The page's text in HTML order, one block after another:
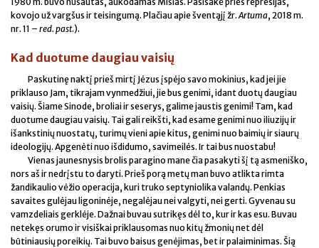
kovojo už vargšus ir teisingumą. Plačiau apie šventąjį žr. Artuma, 2018 m.
nr. 11 – red. past.).
Kad duotume daugiau vaisių
Paskutinę naktį prieš mirtį Jėzus įspėjo savo mokinius, kad jei jie
priklauso Jam, tikrajam vynmedžiui, jie bus genimi, idant duotų daugiau
vaisių. Šiame Sinode, broliai ir seserys, galime jaustis genimi! Tam, kad
duotume daugiau vaisių. Tai gali reikšti, kad esame genimi nuo iliuzijų ir
išankstinių nuostatų, turimų vieni apie kitus, genimi nuo baimių ir siaurų
ideologijų. Apgenėti nuo išdidumo, savimeilės. Ir tai bus nuostabu!
Vienas jaunesnysis brolis paragino mane čia pasakyti šį tą asmeniško,
nors aš ir nedrįstu to daryti. Prieš porą metų man buvo atlikta rimta
žandikaulio vėžio operacija, kuri truko septyniolika valandų. Penkias
savaites gulėjau ligoninėje, negalėjau nei valgyti, nei gerti. Gyvenau su
vamzdeliais gerklėje. Dažnai buvau sutrikęs dėl to, kur ir kas esu. Buvau
netekęs orumo ir visiškai priklausomas nuo kitų žmonių net dėl
būtiniausių poreikių. Tai buvo baisus genėjimas, bet ir palaiminimas. Šią